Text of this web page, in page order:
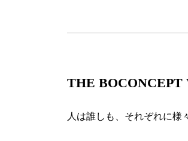
THE BOCONCEPT
人は誰しも、それぞれに様